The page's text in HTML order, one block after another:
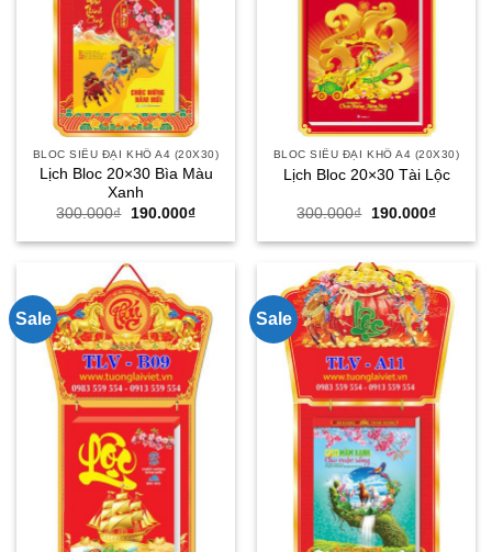
BLOC SIÊU ĐẠI KHỔ A4 (20X30)
Lịch Bloc 20×30 Bìa Màu
Xanh
300.000₫
Giá
là:
190.000₫Giá
tại
BLOC SIÊU ĐẠI KHỔ A4 (20X30)
Lịch Bloc 20×30 Tài Lộc
300.000₫
Giá
là:
190.000₫Giá
tại
Sale Sale